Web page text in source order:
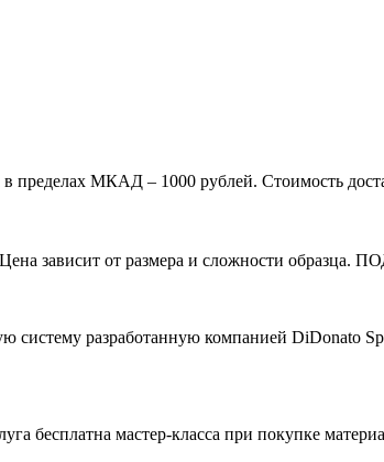
в пределах МКАД – 1000 рублей. Стоимость
зависит от размера и сложности образца.
разработанную компанией DiDonato
бесплатна мастер-класса при покупке